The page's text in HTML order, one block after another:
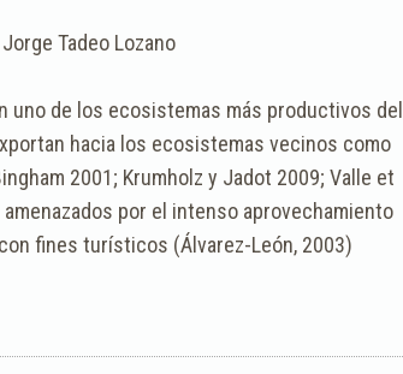
Tadeo Lozano
uno de los ecosistemas más productivos del
hacia los ecosistemas vecinos como
2001; Krumholz y Jadot 2009; Valle et
por el intenso aprovechamiento
fines turísticos (Álvarez-León, 2003)